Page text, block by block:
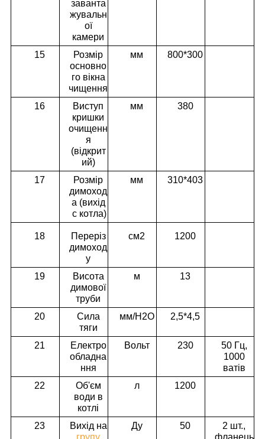
заванта
жувальн
ої
камери
15
Розмір
основно
го вікна
чищення
мм 800*300
16
Виступ
кришки
очищенн
я
(відкрит
ий)
мм 380
17
Розмір
димоход
а (вихід
с котла)
мм 310*403
18
Переріз
димоход
у
см2 1200
19
Висота
димової
труби
м 13
20
Сила
тяги
мм/H2O 2,5*4,5
21
Електро
обладна
ння
Вольт 230
50 Гц,
1000
ватів
22
Об'єм
води в
котлі
л 1200
23
Вихід на
групу
Ду 50
2 шт.,
фланець